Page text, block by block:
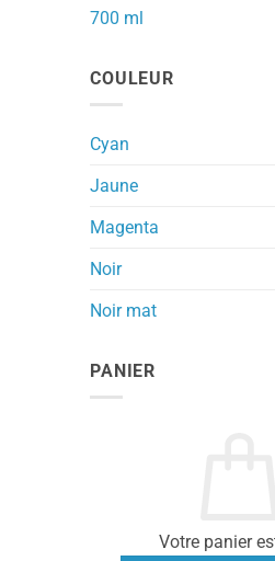
700 ml
COULEUR
Cyan
Jaune
Magenta
Noir
Noir mat
PANIER
Votre panier